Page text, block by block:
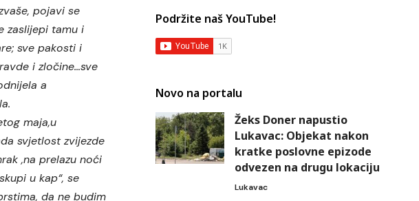
še, pojavi se
zaslijepi tamu i
sve pakosti i
i zločine…sve
a
maja,u
svjetlost zvijezde
,na prelazu noći
u kap“, se
da ne budim
Podržite naš YouTube!
Novo na portalu
Žeks Doner napustio
Lukavac: Objekat nakon
kratke poslovne epizode
odvezen na drugu lokaciju
Lukavac